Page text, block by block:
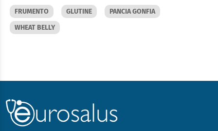
FRUMENTO GLUTINE
PANCIA GONFIA
WHEAT BELLY